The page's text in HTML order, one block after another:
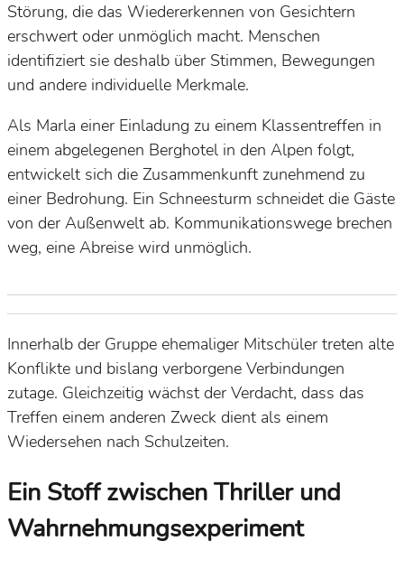
Störung, die das Wiedererkennen von Gesichtern
erschwert oder unmöglich macht. Menschen
identifiziert sie deshalb über Stimmen, Bewegungen
und andere individuelle Merkmale.
Als Marla einer Einladung zu einem Klassentreffen in
einem abgelegenen Berghotel in den Alpen folgt,
entwickelt sich die Zusammenkunft zunehmend zu
einer Bedrohung. Ein Schneesturm schneidet die Gäste
von der Außenwelt ab. Kommunikationswege brechen
weg, eine Abreise wird unmöglich.
Innerhalb der Gruppe ehemaliger Mitschüler treten alte
Konflikte und bislang verborgene Verbindungen
zutage. Gleichzeitig wächst der Verdacht, dass das
Treffen einem anderen Zweck dient als einem
Wiedersehen nach Schulzeiten.
Ein Stoff zwischen Thriller und
Wahrnehmungsexperiment